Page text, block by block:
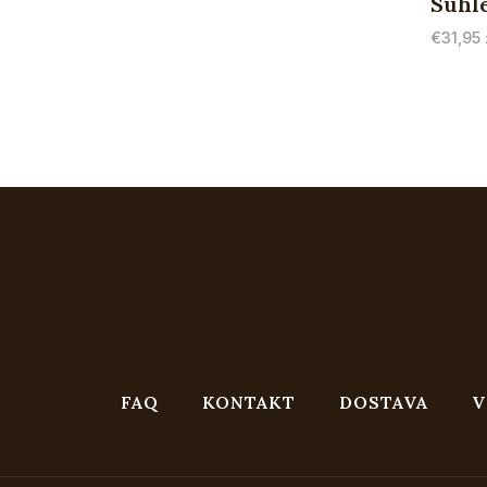
€31,95
FAQ KONTAKT DOSTAVA